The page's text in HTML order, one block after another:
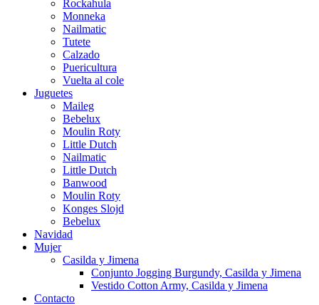
Rockahula
Monneka
Nailmatic
Tutete
Calzado
Puericultura
Vuelta al cole
Juguetes
Maileg
Bebelux
Moulin Roty
Little Dutch
Nailmatic
Little Dutch
Banwood
Moulin Roty
Konges Slojd
Bebelux
Navidad
Mujer
Casilda y Jimena
Conjunto Jogging Burgundy, Casilda y Jimena
Vestido Cotton Army, Casilda y Jimena
Contacto